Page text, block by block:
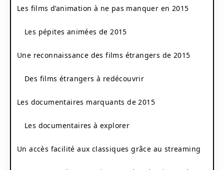
Les films d’animation à ne pas manquer en 2015
Les pépites animées de 2015
Une reconnaissance des films étrangers de 2015
Des films étrangers à redécouvrir
Les documentaires marquants de 2015
Les documentaires à explorer
Un accès facilité aux classiques grâce au streaming